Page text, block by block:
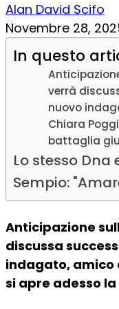
Alan David Scifo
Novembre 28,
In questo
verrà
nuovo
Chiara
battaglia
Lo stesso
Sempio:
Anticipazione
discussa
indagato, amico
si apre adesso